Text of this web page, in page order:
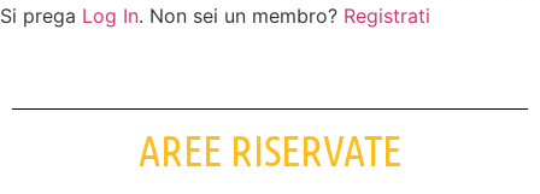
Si prega Log In. Non sei un membro? Registrati
AREE RISERVATE